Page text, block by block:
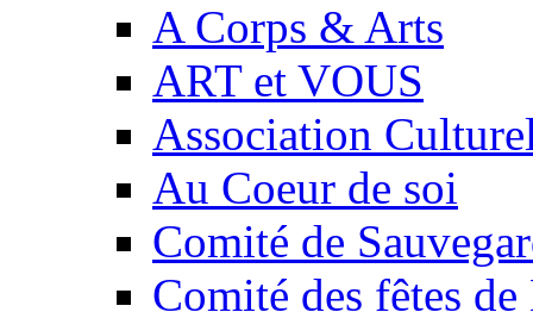
A Corps & Arts
ART et VOUS
Association
Au Coeur de soi
Comité de
Comité des fêtes